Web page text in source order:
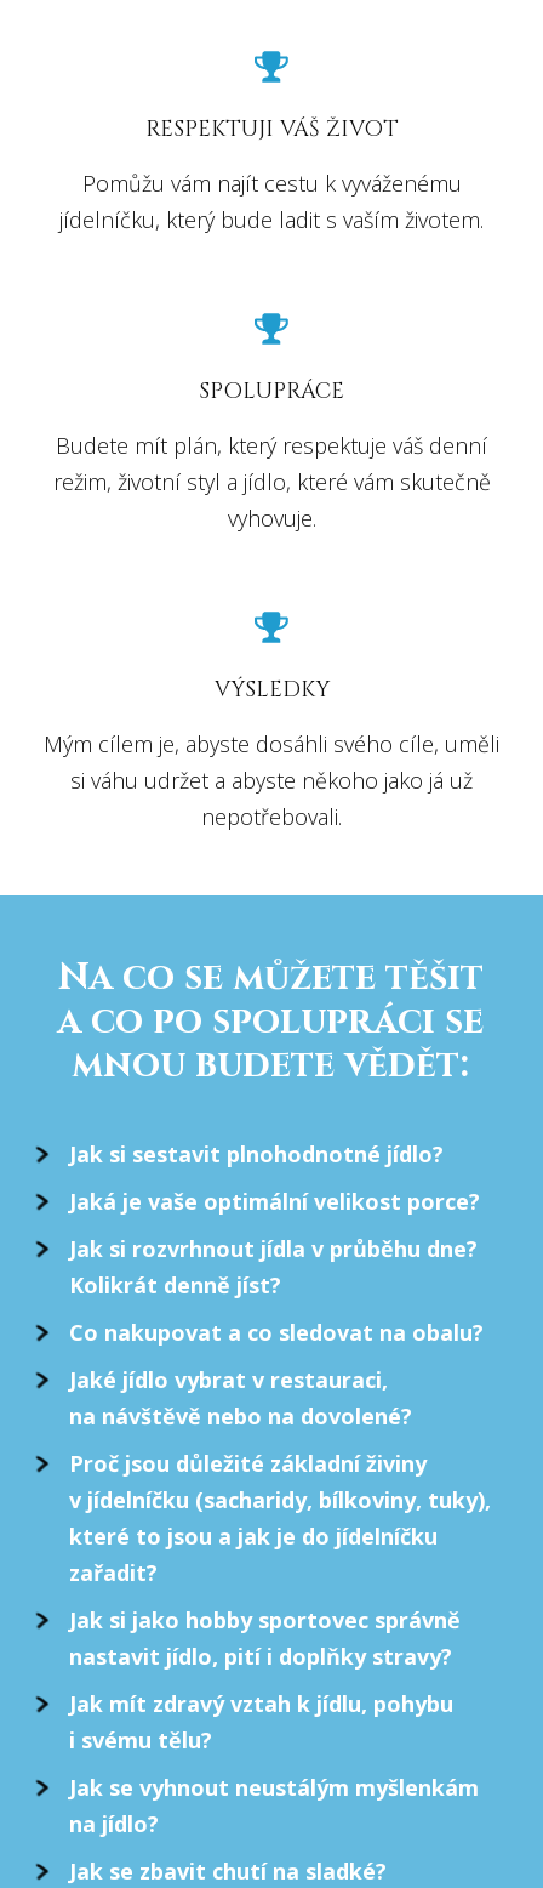
RESPEKTUJI VÁŠ ŽIVOT
Pomůžu vám najít cestu k vyváženému
jídelníčku, který bude ladit s vaším životem.
SPOLUPRÁCE
Budete mít plán, který respektuje váš denní
režim, životní styl a jídlo, které vám skutečně
vyhovuje.
VÝSLEDKY
Mým cílem je, abyste dosáhli svého cíle, uměli
si váhu udržet a abyste někoho jako já už
nepotřebovali.
Na co se můžete těšit
a co po spolupráci se
mnou budete vědět:
Jak si sestavit plnohodnotné jídlo?
Jaká je vaše optimální velikost porce?
Jak si rozvrhnout jídla v průběhu dne?
Kolikrát denně jíst?
Co nakupovat a co sledovat na obalu?
Jaké jídlo vybrat v restauraci,
na návštěvě nebo na dovolené?
Proč jsou důležité základní živiny
v jídelníčku (sacharidy, bílkoviny, tuky),
které to jsou a jak je do jídelníčku
zařadit?
Jak si jako hobby sportovec správně
nastavit jídlo, pití i doplňky stravy?
Jak mít zdravý vztah k jídlu, pohybu
i svému tělu?
Jak se vyhnout neustálým myšlenkám
na jídlo?
Jak se zbavit chutí na sladké?